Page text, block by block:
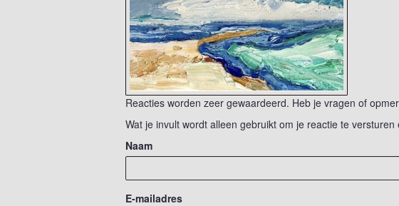
Reacties worden zeer gewaardeerd. Heb je vragen of
Wat je invult wordt alleen gebruikt om je reactie te versturen
Naam
E-mailadres